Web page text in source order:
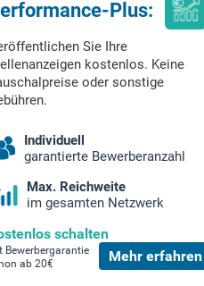
Plus:
Sie Ihre
kostenlos. Keine
oder sonstige
Individuell
garantierte Bewerberanzahl
Max. Reichweite
im gesamten Netzwerk
schalten
Bewerbergarantie
ab 20€
Mehr erfahren